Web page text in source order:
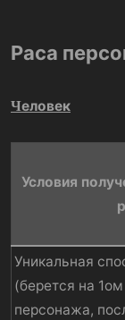
Раса
Человек
Условия
Уникальная
(берется на
персонажа,